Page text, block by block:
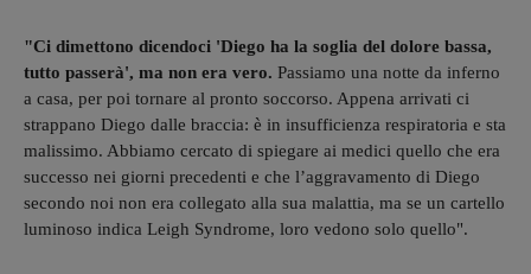
"Ci dimettono dicendoci 'Diego ha la soglia del dolore bassa,
tutto passerà', ma non era vero. Passiamo una notte da inferno
a casa, per poi tornare al pronto soccorso. Appena arrivati ci
strappano Diego dalle braccia: è in insufficienza respiratoria e sta
malissimo. Abbiamo cercato di spiegare ai medici quello che era
successo nei giorni precedenti e che l’aggravamento di Diego
secondo noi non era collegato alla sua malattia, ma se un cartello
luminoso indica Leigh Syndrome, loro vedono solo quello".